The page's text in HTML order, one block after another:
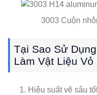
3003 Cuộn
Tại Sao Sử
Làm Vật Liệu Vỏ
Hiệu suất vẽ sâu